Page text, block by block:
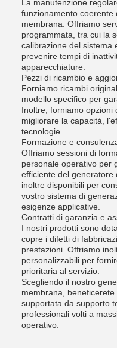
La manutenzione
funzionamento coerente
membrana. Offriamo
programmata, tra cui la
calibrazione del sistema
prevenire tempi di
apparecchiature.
Pezzi di ricambio e
Forniamo ricambi
modello specifico per
Inoltre, forniamo opzioni
migliorare la capacità,
tecnologie.
Formazione e
Offriamo sessioni di
personale operativo per
efficiente del generatore
inoltre disponibili per
vostro sistema di
esigenze applicative.
Contratti di garanzia e
I nostri prodotti sono
copre i difetti di
prestazioni. Offriamo
personalizzabili per
prioritaria al servizio.
Scegliendo il nostro
membrana,
supportata da supporto
professionali volti a
operativo.